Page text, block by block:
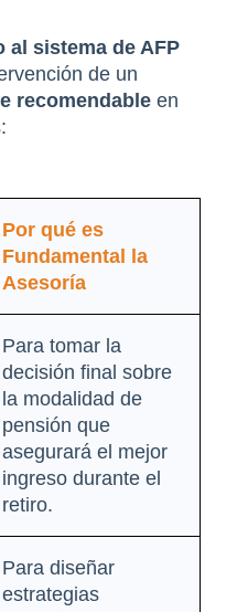
al sistema de AFP
de un
recomendable en
Por qué es
Fundamental la
Asesoría
Para tomar la
decisión final sobre
la modalidad de
pensión que
asegurará el mejor
ingreso durante el
retiro.
Para diseñar
estrategias